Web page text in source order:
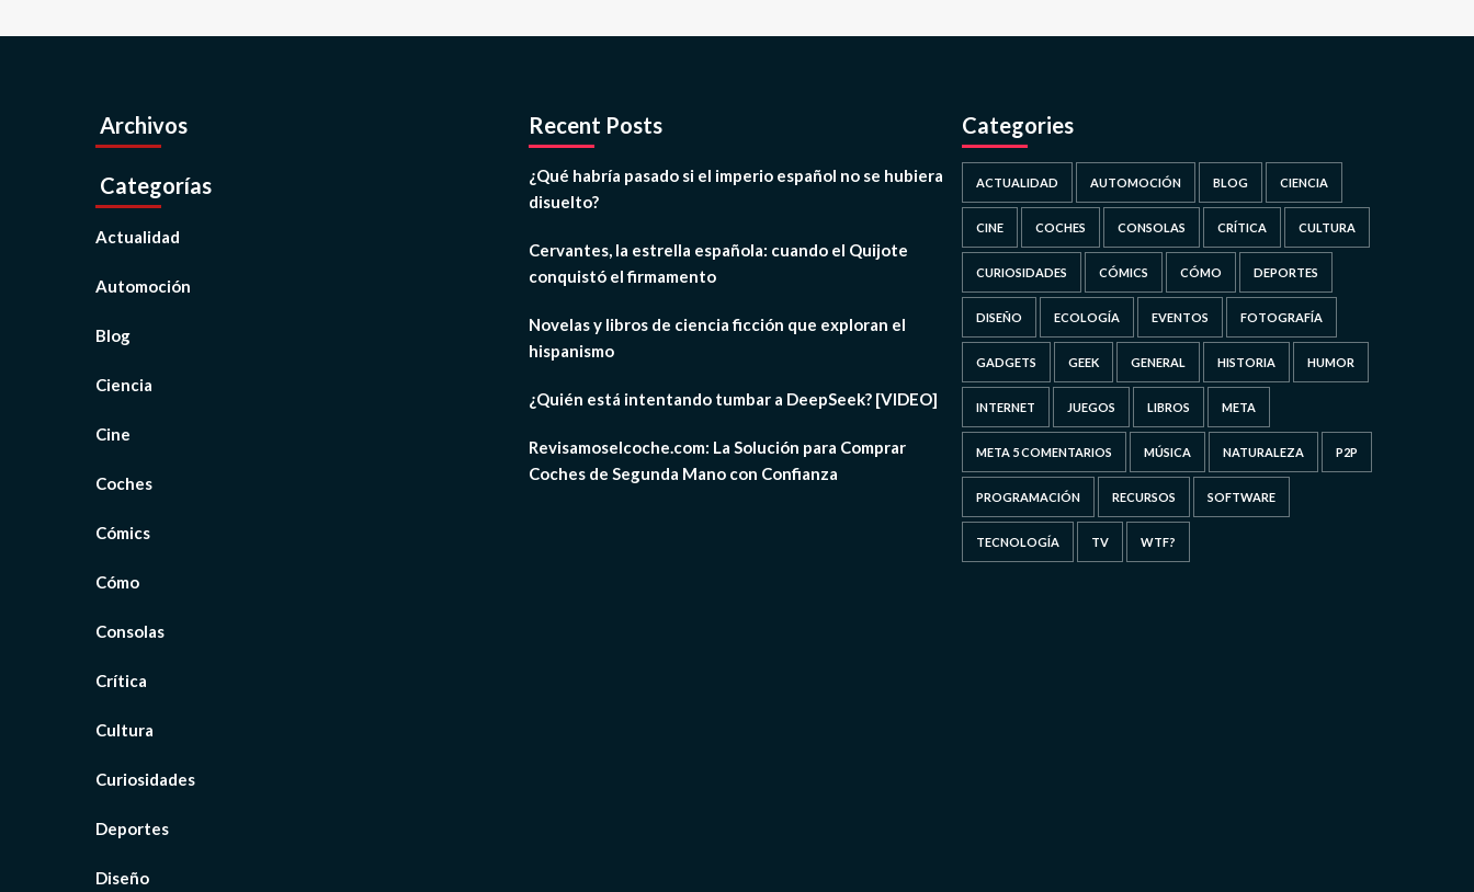
Archivos
Categorías
Actualidad
Automoción
Blog
Ciencia
Cine
Coches
Cómics
Cómo
Consolas
Crítica
Cultura
Curiosidades
Deportes
Diseño
Recent Posts
¿Qué habría pasado si el imperio español no se hubiera
disuelto?
Cervantes, la estrella española: cuando el Quijote
conquistó el firmamento
Novelas y libros de ciencia ficción que exploran el
hispanismo
¿Quién está intentando tumbar a DeepSeek? [VIDEO]
Revisamoselcoche.com: La Solución para Comprar
Coches de Segunda Mano con Confianza
Categories
ACTUALIDAD AUTOMOCIÓN BLOG CIENCIA
CINE COCHES CONSOLAS CRÍTICA CULTURA
CURIOSIDADES CÓMICS CÓMO DEPORTES
DISEÑO ECOLOGÍA EVENTOS FOTOGRAFÍA
GADGETS GEEK GENERAL HISTORIA HUMOR
INTERNET JUEGOS LIBROS META
META 5 COMENTARIOS MÚSICA NATURALEZA P2P
PROGRAMACIÓN RECURSOS SOFTWARE
TECNOLOGÍA TV WTF?